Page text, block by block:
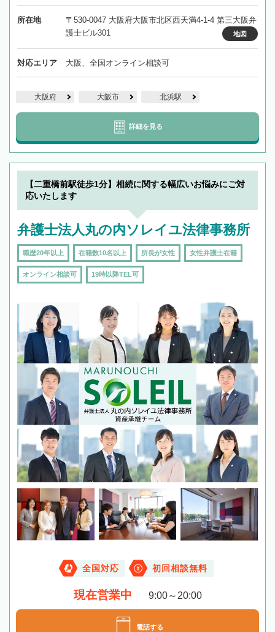
所在地
〒530-0047 大阪府大阪市北区西天満4-1-4 第三大阪弁
護士ビル301
地図
対応エリア 大阪、全国オンライン相談可
大阪府 大阪市 北浜駅
詳細を見る
【二重橋前駅徒歩1分】相続に関する幅広いお悩みにご対
応いたします
弁護士法人丸の内ソレイユ法律事務所
職歴20年以上 在籍数10名以上 所長が女性 女性弁護士在籍
オンライン相談可 19時以降TEL可
全国対応 初回相談無料
現在営業中 9:00～20:00
電話する